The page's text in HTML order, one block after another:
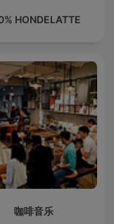
HONDELATTE
咖啡音乐